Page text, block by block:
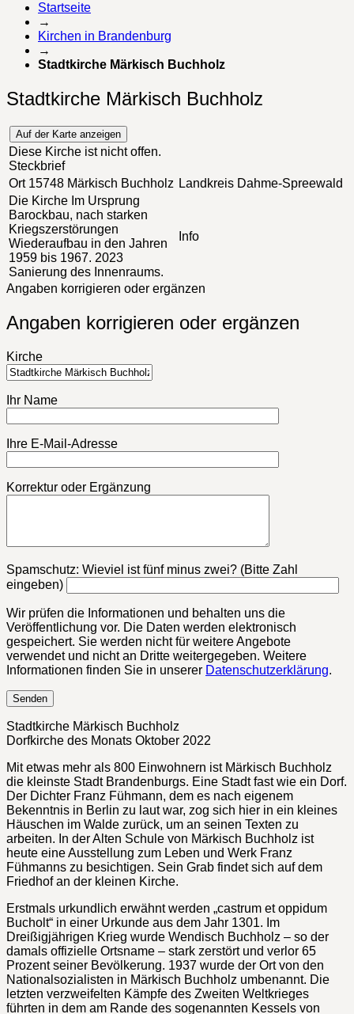
Startseite
→
Kirchen in Brandenburg
→
Stadtkirche Märkisch Buchholz
Stadtkirche Märkisch Buchholz
Auf der Karte anzeigen
Diese Kirche ist nicht offen.
Steckbrief
Ort15748 Märkisch Buchholz Landkreis Dahme-Spreewald
Die Kirche Im Ursprung
Barockbau, nach starken
Kriegszerstörungen
Wiederaufbau in den Jahren
1959 bis 1967. 2023
Sanierung des Innenraums.
Info
Angaben korrigieren oder ergänzen
Angaben korrigieren oder ergänzen
Kirche
Ihr Name
Ihre E-Mail-Adresse
Korrektur oder Ergänzung
Bitte lasse dieses Feld leer.
Spamschutz: Wieviel ist fünf minus zwei? (Bitte Zahl
eingeben)
Wir prüfen die Informationen und behalten uns die
Veröffentlichung vor. Die Daten werden elektronisch
gespeichert. Sie werden nicht für weitere Angebote
verwendet und nicht an Dritte weitergegeben. Weitere
Informationen finden Sie in unserer Datenschutzerklärung.
Stadtkirche Märkisch Buchholz
Dorfkirche des Monats Oktober 2022
Mit etwas mehr als 800 Einwohnern ist Märkisch Buchholz
die kleinste Stadt Brandenburgs. Eine Stadt fast wie ein Dorf.
Der Dichter Franz Fühmann, dem es nach eigenem
Bekenntnis in Berlin zu laut war, zog sich hier in ein kleines
Häuschen im Walde zurück, um an seinen Texten zu
arbeiten. In der Alten Schule von Märkisch Buchholz ist
heute eine Ausstellung zum Leben und Werk Franz
Fühmanns zu besichtigen. Sein Grab findet sich auf dem
Friedhof an der kleinen Kirche.
Erstmals urkundlich erwähnt werden „castrum et oppidum
Bucholt“ in einer Urkunde aus dem Jahr 1301. Im
Dreißigjährigen Krieg wurde Wendisch Buchholz – so der
damals offizielle Ortsname – stark zerstört und verlor 65
Prozent seiner Bevölkerung. 1937 wurde der Ort von den
Nationalsozialisten in Märkisch Buchholz umbenannt. Die
letzten verzweifelten Kämpfe des Zweiten Weltkrieges
führten in dem am Rande des sogenannten Kessels von